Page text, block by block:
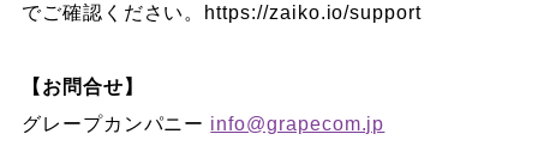
でご確認ください。https://zaiko.io/support
【お問合せ】
グレープカンパニー info@grapecom.jp